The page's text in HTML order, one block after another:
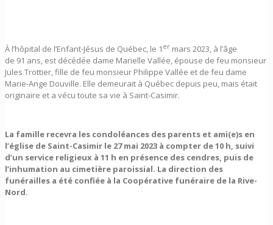
À l’hôpital de l’Enfant-Jésus de Québec, le 1 er mars 2023, à l’âge
de 91 ans, est décédée dame Marielle Vallée, épouse de feu monsieur
Jules Trottier, fille de feu monsieur Philippe Vallée et de feu dame
Marie-Ange Douville. Elle demeurait à Québec depuis peu, mais était
originaire et a vécu toute sa vie à Saint-Casimir.
La famille recevra les condoléances des parents et ami(e)s en
l’église de Saint-Casimir le 27 mai 2023 à compter de 10 h, suivi
d’un service religieux à 11 h en présence des cendres, puis de
l’inhumation au cimetière paroissial. La direction des
funérailles a été confiée à la Coopérative funéraire de la Rive-
Nord.